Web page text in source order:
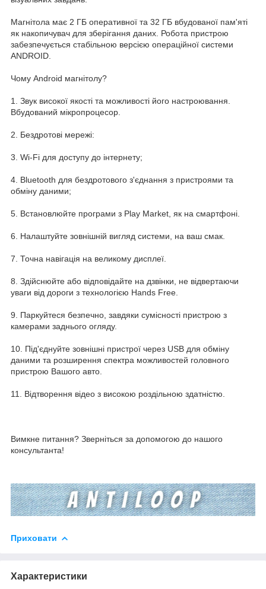
Магнітола має 2 ГБ оперативної та 32 ГБ вбудованої пам'яті
як накопичувач для зберігання даних. Робота пристрою
забезпечується стабільною версією операційної системи
ANDROID.
Чому Android магнітолу?
1. Звук високої якості та можливості його настроювання.
Вбудований мікропроцесор.
2. Бездротові мережі:
3. Wi-Fi для доступу до інтернету;
4. Bluetooth для бездротового з'єднання з пристроями та
обміну даними;
5. Встановлюйте програми з Play Market, як на смартфоні.
6. Налаштуйте зовнішній вигляд системи, на ваш смак.
7. Точна навігація на великому дисплеї.
8. Здійснюйте або відповідайте на дзвінки, не відвертаючи
уваги від дороги з технологією Hands Free.
9. Паркуйтеся безпечно, завдяки сумісності пристрою з
камерами заднього огляду.
10. Під'єднуйте зовнішні пристрої через USB для обміну
даними та розширення спектра можливостей головного
пристрою Вашого авто.
11. Відтворення відео з високою роздільною здатністю.
Вимкне питання? Зверніться за допомогою до нашого
консультанта!
Приховати
Характеристики